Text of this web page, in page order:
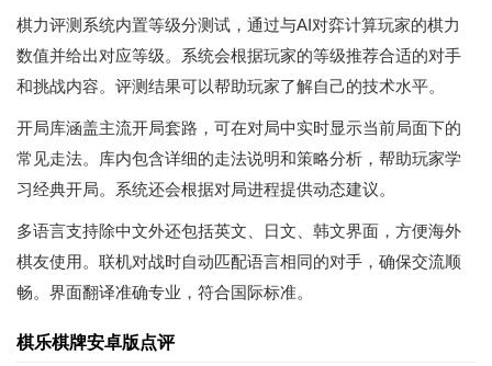
棋力评测系统内置等级分测试，通过与AI对弈计算玩家的棋力
数值并给出对应等级。系统会根据玩家的等级推荐合适的对手
和挑战内容。评测结果可以帮助玩家了解自己的技术水平。
开局库涵盖主流开局套路，可在对局中实时显示当前局面下的
常见走法。库内包含详细的走法说明和策略分析，帮助玩家学
习经典开局。系统还会根据对局进程提供动态建议。
多语言支持除中文外还包括英文、日文、韩文界面，方便海外
棋友使用。联机对战时自动匹配语言相同的对手，确保交流顺
畅。界面翻译准确专业，符合国际标准。
棋乐棋牌安卓版点评